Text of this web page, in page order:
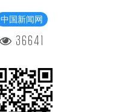
中国新闻网
36641